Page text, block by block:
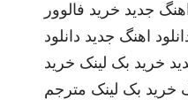
جدید خرید فالوور
اهنگ جدید دانلود
خرید بک لینک خرید
خرید بک لینک مترجم